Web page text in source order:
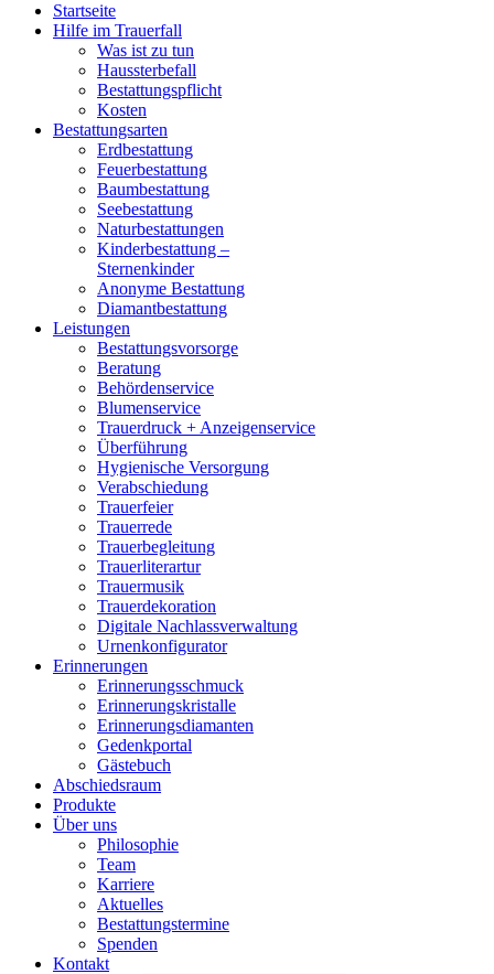
Startseite
Hilfe im Trauerfall
Was ist zu tun
Haussterbefall
Bestattungspflicht
Kosten
Bestattungsarten
Erdbestattung
Feuerbestattung
Baumbestattung
Seebestattung
Naturbestattungen
Kinderbestattung –
Sternenkinder
Anonyme Bestattung
Diamantbestattung
Leistungen
Bestattungsvorsorge
Beratung
Behördenservice
Blumenservice
Trauerdruck + Anzeigenservice
Überführung
Hygienische Versorgung
Verabschiedung
Trauerfeier
Trauerrede
Trauerbegleitung
Trauerliterartur
Trauermusik
Trauerdekoration
Digitale Nachlassverwaltung
Urnenkonfigurator
Erinnerungen
Erinnerungsschmuck
Erinnerungskristalle
Erinnerungsdiamanten
Gedenkportal
Gästebuch
Abschiedsraum
Produkte
Über uns
Philosophie
Team
Karriere
Aktuelles
Bestattungstermine
Spenden
Kontakt